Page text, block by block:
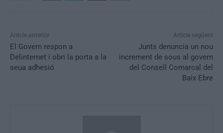
Article anterior
El Govern respon a
Delinternet i obri la porta a la
seua adhesió
Article següent
Junts denuncia un nou
increment de sous al govern
del Consell Comarcal del
Baix Ebre